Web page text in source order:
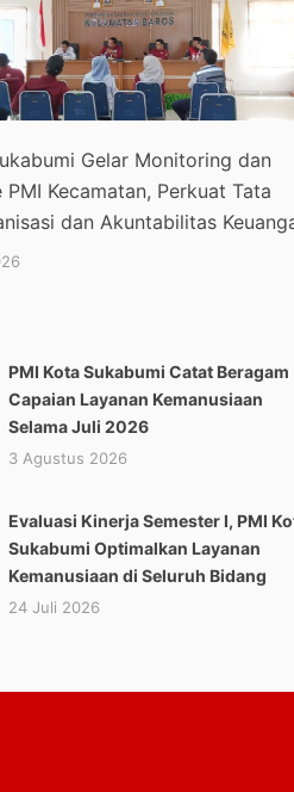
Gelar Monitoring dan
PMI Kecamatan, Perkuat Tata
dan Akuntabilitas
PMI Kota Sukabumi Catat Beragam
Capaian Layanan Kemanusiaan
Selama Juli 2026
3 Agustus 2026
Evaluasi Kinerja Semester I, PMI
Sukabumi Optimalkan Layanan
Kemanusiaan di Seluruh Bidang
24 Juli 2026